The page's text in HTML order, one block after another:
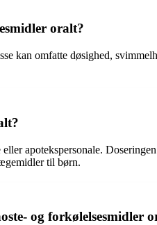
oralt?
kan omfatte døsighed,
apotekspersonale.
til børn.
og forkølelsesmidler